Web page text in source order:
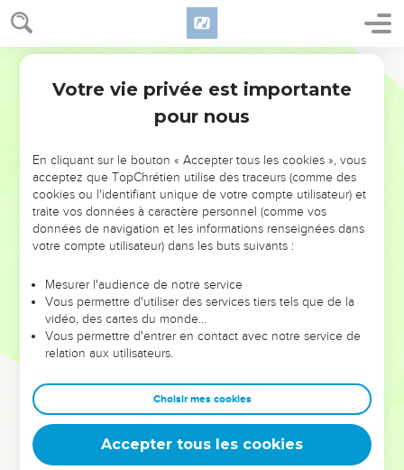
NE MANQUEZ PAS L’ÉVÉNEMENT
DE L’ANNÉE !
ET SI LEURS ERREURS POUVAIENT VOUS ÉVITER LES
VOTRES ?
leur foi ou leur vision. Mais on voit moins les doutes, les erreurs
et les saisons difficiles qu'ils ont traversés, alors même que ce
sont elles qui les ont façonnés.
Dans cette conférence, leaders, entrepreneurs, et responsables
clés pour avancer avec plus de sagesse afin que leurs erreurs
deviennent vos tremplins. Que vous guidiez un ministère, une
équipe, un groupe ou une famille, leur expérience est faite
Votre vie privée est importante
pour nous
En cliquant sur le bouton « Accepter tous les cookies », vous
acceptez que TopChrétien utilise des traceurs (comme des
cookies ou l'identifiant unique de votre compte utilisateur) et
traite vos données à caractère personnel (comme vos
données de navigation et les informations renseignées dans
votre compte utilisateur) dans les buts suivants :
Mesurer l'audience de notre service
Vous permettre d'utiliser des services tiers tels que de la
vidéo, des cartes du monde…
Vous permettre d'entrer en contact avec notre service de
relation aux utilisateurs.
Choisir mes cookies
Accepter tous les cookies